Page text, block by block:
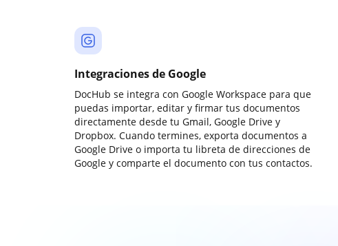
Integraciones de Google
DocHub se integra con Google Workspace para que
puedas importar, editar y firmar tus documentos
directamente desde tu Gmail, Google Drive y
Dropbox. Cuando termines, exporta documentos a
Google Drive o importa tu libreta de direcciones de
Google y comparte el documento con tus contactos.